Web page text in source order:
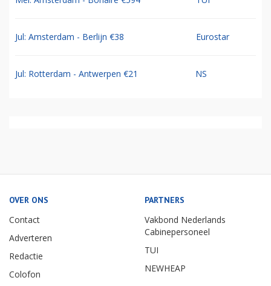
Jul: Amsterdam - Berlijn €38 Eurostar
Jul: Rotterdam - Antwerpen €21 NS
OVER ONS
Contact
Adverteren
Redactie
Colofon
PARTNERS
Vakbond Nederlands
Cabinepersoneel
TUI
NEWHEAP